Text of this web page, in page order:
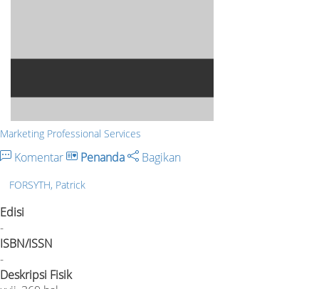
Marketing Professional Services
Komentar Penanda Bagikan
FORSYTH, Patrick
Edisi
-
ISBN/ISSN
-
Deskripsi Fisik